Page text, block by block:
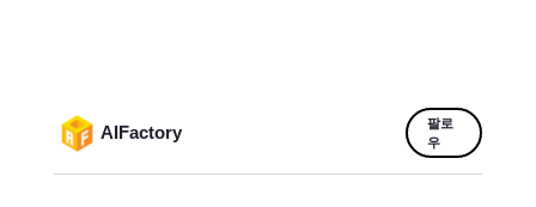
AIFactory
팔로
우